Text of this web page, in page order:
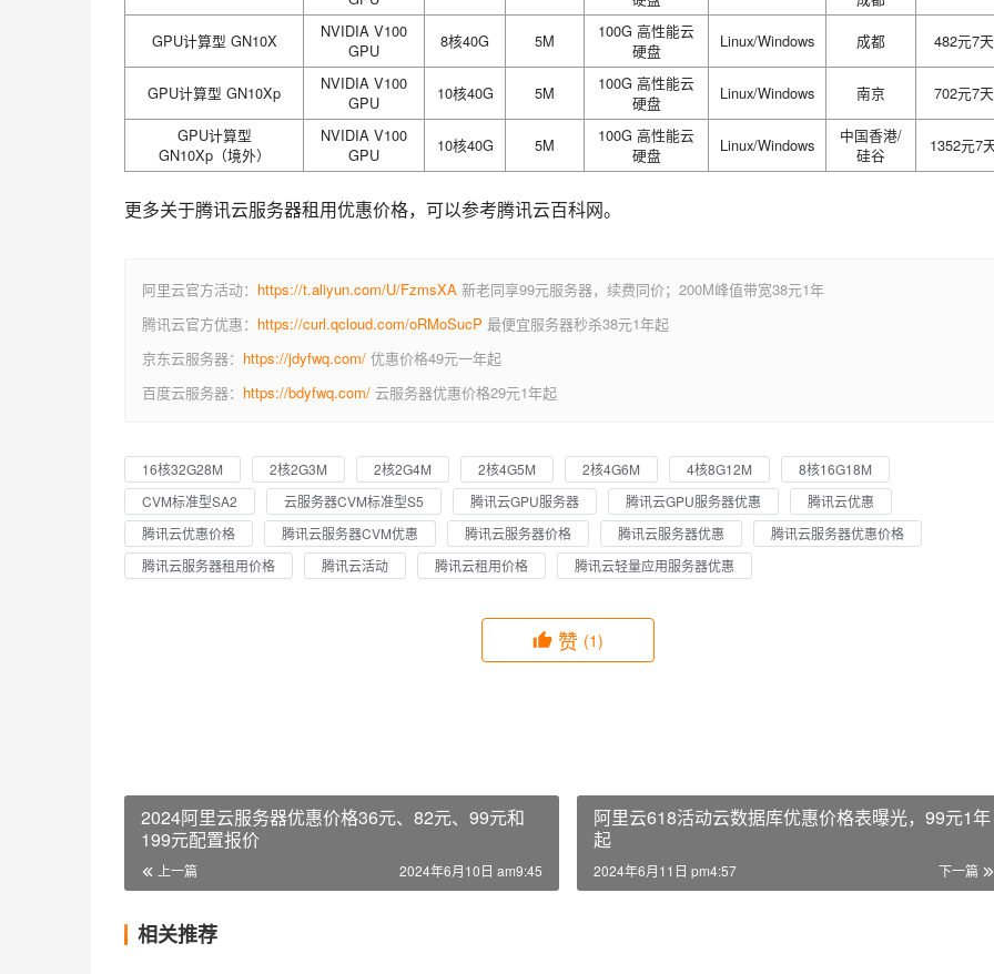
GPU计算型 GN10X
NVIDIA V100
GPU
8核40G 5M
100G 高性能云
硬盘
Linux/Windows 成都 482元7天
GPU计算型 GN10Xp
NVIDIA V100
GPU
10核40G 5M
100G 高性能云
硬盘
Linux/Windows 南京
702元7天
GPU计算型
GN10Xp（境外）
NVIDIA V100
GPU
10核40G 5M
100G 高性能云
硬盘
Linux/Windows
中国香港/
硅谷
1352元7
更多关于腾讯云服务器租用优惠价格，可以参考腾讯云百科网。
阿里云官方活动： https://t.aliyun.com/U/FzmsXA 新老同享99元服务器，续费同价；200M峰值带宽38元1年
腾讯云官方优惠： https://curl.qcloud.com/oRMoSucP 最便宜服务器秒杀38元1年起
京东云服务器： https://jdyfwq.com/ 优惠价格49元一年起
百度云服务器： https://bdyfwq.com/ 云服务器优惠价格29元1年起
16核32G28M 2核2G3M 2核2G4M 2核4G5M 2核4G6M 4核8G12M
8核16G18M
CVM标准型SA2
云服务器CVM标准型S5 腾讯云GPU服务器 腾讯云GPU服务器优惠
腾讯云优惠
腾讯云优惠价格
腾讯云服务器CVM优惠 腾讯云服务器价格 腾讯云服务器优惠
腾讯云服务器优惠价格
腾讯云服务器租用价格
腾讯云活动 腾讯云租用价格 腾讯云轻量应用服务器优惠
赞 (1)
2024阿里云服务器优惠价格36元、82元、99元和
199元配置报价
上一篇 2024年6月10日 am9:45
阿里云618活动云数据库优惠价格表曝光，99元1年
起
下一篇
2024年6月11日 pm4:57
相关推荐